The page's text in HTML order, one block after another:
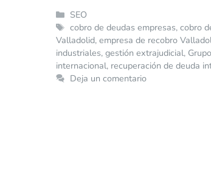
SEO
cobro de deudas empresas,cobro
Valladolid, empresa de recobro
industriales, gestión extrajudicial,
internacional, recuperación de deuda
Deja un comentario